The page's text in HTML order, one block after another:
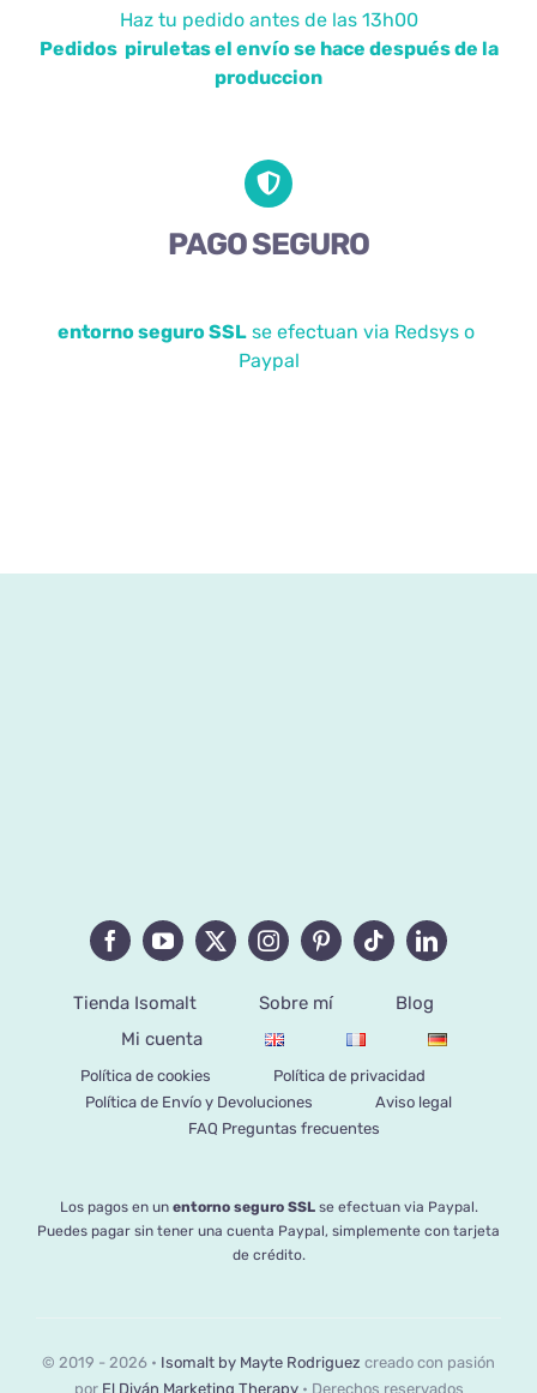
Haz tu pedido antes de las 13h00
Pedidos piruletas el envío se hace después de la
produccion
PAGO SEGURO
entorno seguro SSL se efectuan via Redsys o
Paypal
Tienda Isomalt Sobre mí
Blog
Mi cuenta
Política de cookies
Política de privacidad
Política de Envío y Devoluciones
Aviso legal
FAQ Preguntas frecuentes
Los pagos en un entorno seguro SSLse efectuan via Paypal.
Puedes pagar sin tener una cuenta Paypal, simplemente con tarjeta
de crédito.
© 2019 - 2026 • Isomalt by Mayte Rodriguez creado con pasión
por El Diván Marketing Therapy• Derechos reservados